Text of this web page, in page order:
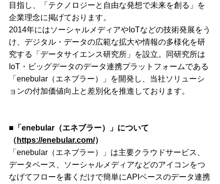
目指し、「テクノロジーと自由な発想で未来を創る」を
企業理念に掲げております。
2014年にはソーシャルメディアやIoTなどの技術発展をう
け、デジタル・データの広範な拡大や情報の多様化を研
究する「データサイエンス研究所」を設立。同研究所は
IoT・ビッグデータのデータ連携プラットフォームである
「enebular（エネブラー）」を開発し、当社ソリューシ
ョンの付加価値向上と差別化を推進しております。
■「enebular（エネブラー）」について
（ https://enebular.com/）
「enebular（エネブラー）」は主要クラウドサービス、
データベース、ソーシャルメディアなどのアイコンをつ
なげてフローを書くだけで簡単にAPIベースのデータ連携